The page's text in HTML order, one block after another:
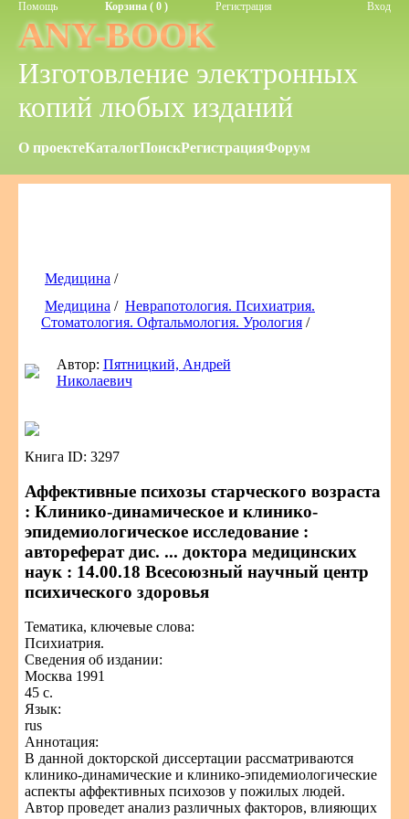
Помощь Корзина ( 0 ) Регистрация Вход
ANY-BOOK
Изготовление электронных
копий любых изданий
О проектеКаталогПоискРегистрацияФорум
Медицина /
Медицина / Неврапотология. Психиатрия.
Стоматология. Офтальмология. Урология /
Автор: Пятницкий, Андрей
Николаевич
Книга ID: 3297
Аффективные психозы старческого возраста
: Клинико-динамическое и клинико-
эпидемиологическое исследование :
автореферат дис. ... доктора медицинских
наук : 14.00.18 Всесоюзный научный центр
психического здоровья
Тематика, ключевые слова:
Психиатрия.
Сведения об издании:
Москва 1991
45 с.
Язык:
rus
Аннотация:
В данной докторской диссертации рассматриваются
клинико-динамические и клинико-эпидемиологические
аспекты аффективных психозов у пожилых людей.
Автор проведет анализ различных факторов, влияющих